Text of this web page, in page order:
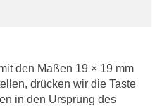
den Maßen 19 × 19 mm
drücken wir die Taste
in den Ursprung des